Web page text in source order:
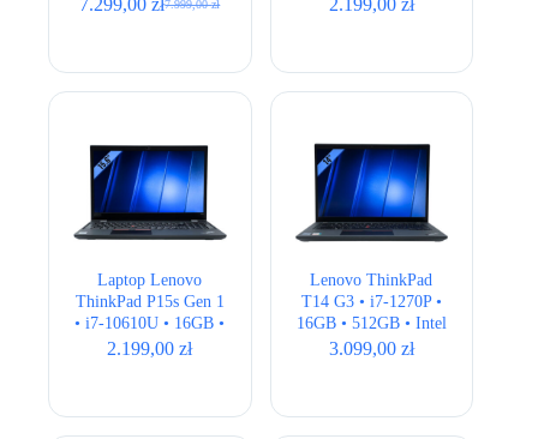
7.999,00zł
Pierwotna
7.999,00 zł.
Aktualna
7.299,00 zł.
Laptop Lenovo
ThinkPad P15s Gen 1
• i7-10610U • 16GB •
512GB • Quadro
2.199,00zł
Lenovo ThinkPad
T14 G3 • i7-1270P •
16GB • 512GB • Intel
Iris Xe • 14,1″
3.099,00 zł